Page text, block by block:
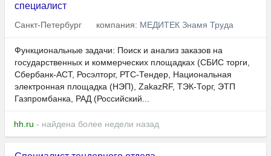
специалист
Санкт-Петербург компания: МЕДИТЕК Знамя Труда
Функциональные задачи: Поиск и анализ заказов на
государственных и коммерческих площадках (СБИС торги,
Сбербанк-АСТ, Росэлторг, РТС-Тендер, Национальная
электронная площадка (НЭП), ZakazRF, ТЭК-Торг, ЭТП
Газпромбанка, РАД (Российский...
hh.ru - найдена более недели назад